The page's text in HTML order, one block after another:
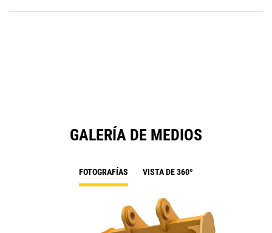
GALERÍA DE MEDIOS
FOTOGRAFÍAS VISTA DE 360º